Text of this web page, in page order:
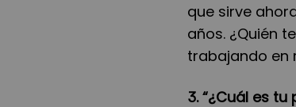
que sirve
años. ¿Quién
trabajando en
3. “¿Cuál es tu